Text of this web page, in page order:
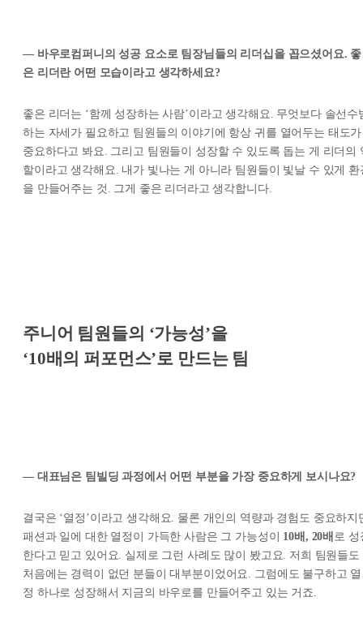
— 바우로컴퍼니의 성공 요소로 팀장님들의 리더십을 꼽으셨어요. 좋
은 리더란 어떤 모습이라고 생각하세요?
좋은 리더는 ‘함께 성장하는 사람’이라고 생각해요. 무엇보다 솔선수
하는 자세가 필요하고 팀원들의 이야기에 항상 귀를 열어두는 태도가
중요하다고 봐요. 그리고 팀원들이 성장할 수 있도록 돕는 게 리더의
할이라고 생각해요. 내가 빛나는 게 아니라 팀원들이 빛날 수 있게 환
을 만들어주는 것. 그게 좋은 리더라고 생각합니다.
주니어 팀원들의 ‘가능성’을
‘10배의 퍼포먼스’로 만드는 팀
— 대표님은 팀빌딩 과정에서 어떤 부분을 가장 중요하게 보시나요?
결국은 ‘열정’이라고 생각해요. 물론 개인의 역량과 경험도 중요하지
패션과 일에 대한 열정이 가득한 사람은 그 가능성이 10배, 20배 로 성
한다고 믿고 있어요. 실제로 그런 사례도 많이 봤고요. 저희 팀원들도
처음에는 경력이 없던 분들이 대부분이었어요. 그럼에도 불구하고 열
정 하나로 성장해서 지금의 바우로를 만들어주고 있는 거죠.